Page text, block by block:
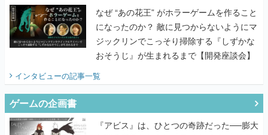
なぜ “あの花王” がホラーゲームを作ること
になったのか？ 敵に見つからないようにマ
ジックリンでこっそり掃除する『しずかな
おそうじ』が生まれるまで【開発座談会】
インタビューの記事一覧
ゲームの企画書
『アビス』は、ひとつの奇跡だった──膨大